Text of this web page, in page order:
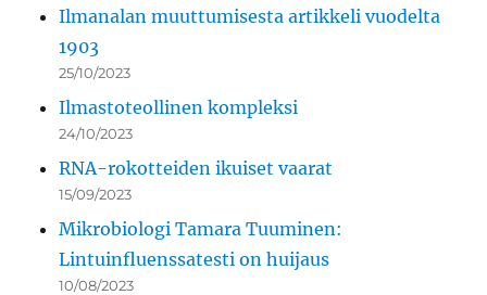
Ilmanalan muuttumisesta artikkeli vuodelta
1903
25/10/2023
Ilmastoteollinen kompleksi
24/10/2023
RNA-rokotteiden ikuiset vaarat
15/09/2023
Mikrobiologi Tamara Tuuminen:
Lintuinfluenssatesti on huijaus
10/08/2023